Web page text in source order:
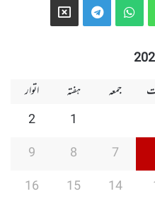
WhatsApp
Telegram
X
جمعہ ہفتہ
اتوار
1
2
7
8
9
14
15
16